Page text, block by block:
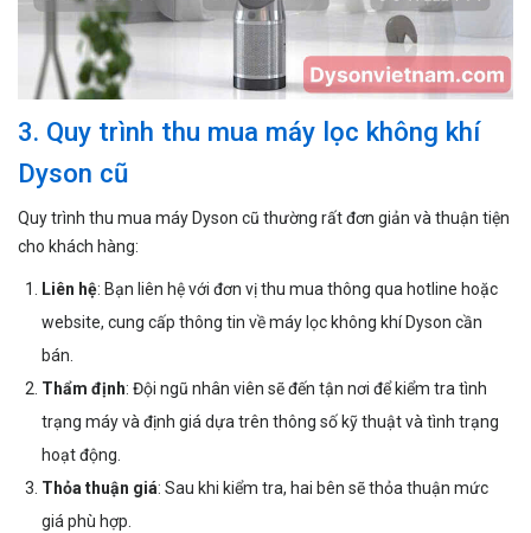
3. Quy trình thu mua máy lọc không khí
Dyson cũ
Quy trình thu mua máy Dyson cũ thường rất đơn giản và thuận tiện
cho khách hàng:
Liên hệ: Bạn liên hệ với đơn vị thu mua thông qua hotline hoặc
website, cung cấp thông tin về máy lọc không khí Dyson cần
bán.
Thẩm định: Đội ngũ nhân viên sẽ đến tận nơi để kiểm tra tình
trạng máy và định giá dựa trên thông số kỹ thuật và tình trạng
hoạt động.
Thỏa thuận giá: Sau khi kiểm tra, hai bên sẽ thỏa thuận mức
giá phù hợp.